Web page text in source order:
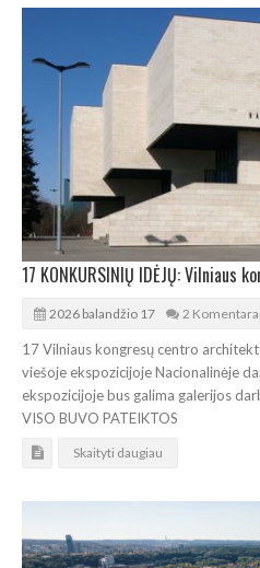
2026 balandžio 17 2 Komentarai
17 Vilniaus kongresų centro
viešoje ekspozicijoje Nacionalinėje
ekspozicijoje bus galima galerijos
VISO BUVO PATEIKTOS
Skaityti daugiau